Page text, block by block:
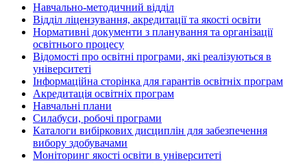
Навчально-методичний відділ
Відділ ліцензування, акредитації та якості освіти
Нормативні документи з планування та організації
освітнього процесу
Відомості про освітні програми, які реалізуються в
університеті
Інформаційна сторінка для гарантів освітніх програм
Акредитація освітніх програм
Навчальні плани
Силабуси, робочі програми
Каталоги вибіркових дисциплін для забезпечення
вибору здобувачами
Моніторинг якості освіти в університеті